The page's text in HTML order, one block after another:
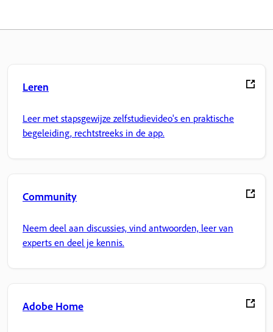
Leren
Leer met stapsgewijze zelfstudievideo's en praktische
begeleiding, rechtstreeks in de app.
Community
Neem deel aan discussies, vind antwoorden, leer van
experts en deel je kennis.
Adobe Home